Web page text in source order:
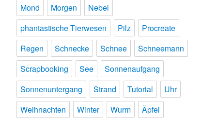
Mond
Morgen
Nebel
phantastische Tierwesen
Pilz
Procreate
Regen
Schnecke Schnee
Schneemann
Scrapbooking
See
Sonnenaufgang
Sonnenuntergang
Strand Tutorial
Uhr
Weihnachten
Winter Wurm Äpfel